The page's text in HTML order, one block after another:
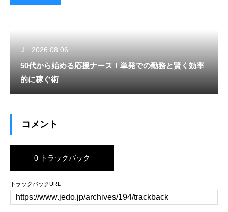
2026.08.06
50代から始める応援ナース！単発での勤務と賢く効率
的に稼ぐ術
コメント
0 トラックバック
トラックバックURL